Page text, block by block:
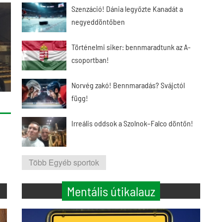
Szenzáció! Dánia legyőzte Kanadát a
negyeddöntőben
Történelmi siker: bennmaradtunk az A-
csoportban!
Norvég zakó! Bennmaradás? Svájctól
függ!
Irreális oddsok a Szolnok–Falco döntőn!
Több Egyéb sportok
Mentális útikalauz